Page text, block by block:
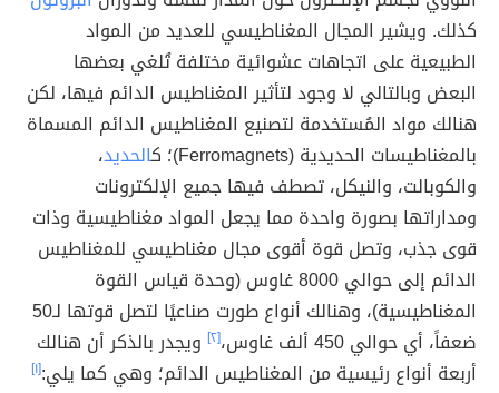
كذلك. ويشير المجال المغناطيسي للعديد من المواد
الطبيعية على اتجاهات عشوائية مختلفة تُلغي بعضها
البعض وبالتالي لا وجود لتأثير المغناطيس الدائم فيها، لكن
هنالك مواد المُستخدمة لتصنيع المغناطيس الدائم المسماة
بالمغناطيسات الحديدية (Ferromagnets)؛ ك
الحديد،
والكوبالت، والنيكل، تصطف فيها جميع الإلكترونات
ومداراتها بصورة واحدة مما يجعل المواد مغناطيسية وذات
قوى جذب، وتصل قوة أقوى مجال مغناطيسي للمغناطيس
الدائم إلى حوالي 8000 غاوس (وحدة قياس القوة
المغناطيسية)، وهنالك أنواع طورت صناعيًا لتصل قوتها لـ50
ضعفاً، أي حوالي 450 ألف غاوس،
[٢]
ويجدر بالذكر أن هنالك
أربعة أنواع رئيسية من المغناطيس الدائم؛ وهي كما يلي:[١]